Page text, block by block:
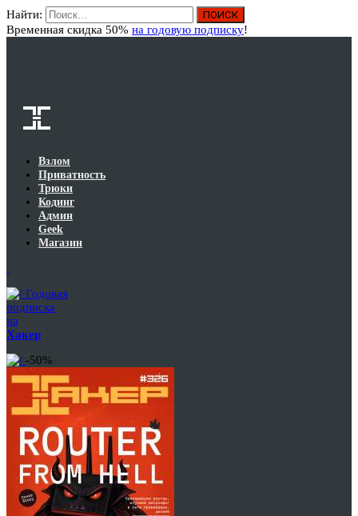
Найти:
Временная скидка 50% на годовую подписку!
Взлом
Приватность
Трюки
Кодинг
Админ
Geek
Магазин
Годовая
подписка
на
Хакер
-50%